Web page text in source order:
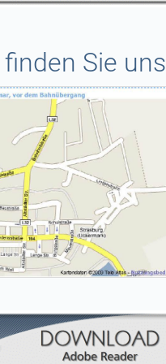
Sie uns